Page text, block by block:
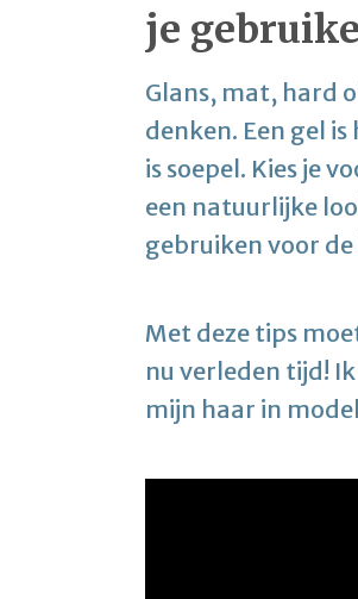
je
Glans, mat, hard
denken. Een gel
is soepel. Kies je
een natuurlijke
gebruiken voor
Met deze tips
nu verleden tijd!
mijn haar in